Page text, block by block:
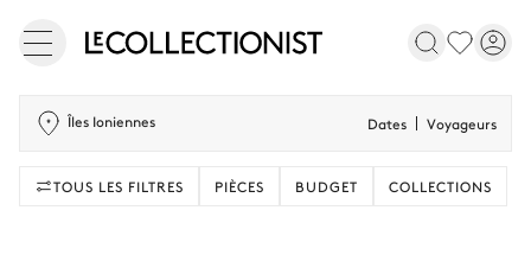
Îles Ioniennes Dates Voyageurs
TOUS LES FILTRES PIÈCES BUDGET COLLECTIONS